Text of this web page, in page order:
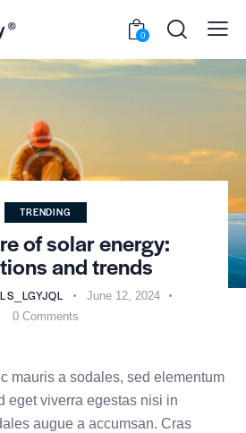
0
TRENDING
of solar energy:
and trends
June 12, 2024
0 Comments
mauris a sodales, sed elementum
eget viverra egestas nisi in
augue a accumsan. Cras